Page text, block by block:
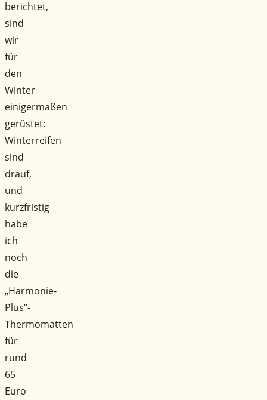
berichtet,
sind
wir
für
den
Winter
einigermaßen
gerüstet:
Winterreifen
sind
drauf,
und
kurzfristig
habe
ich
noch
die
„Harmonie-
Plus“-
Thermomatten
für
rund
65
Euro